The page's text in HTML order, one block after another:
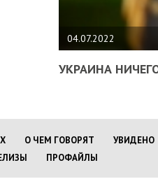
04.07.2022
УКРАИНА
О ЧЕМ ГОВОРЯТ
УВИДЕНО
ПРОФАЙЛЫ